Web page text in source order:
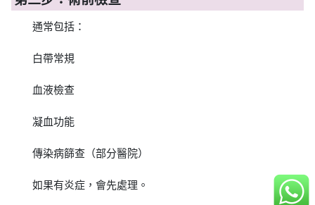
通常包括：
白帶常規
血液檢查
凝血功能
傳染病篩查（部分醫院）
如果有炎症，會先處理。